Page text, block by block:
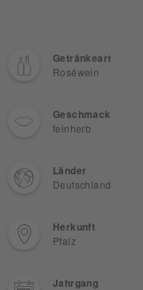
Getränkeart
Roséwein
Geschmack
feinherb
Länder
Deutschland
Herkunft
Pfalz
Jahrgang